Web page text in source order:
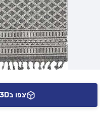
צפו ב3D או AR אצלכם בבית